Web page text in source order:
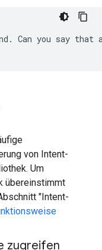
Can you say that
von Intent-
Um
übereinstimmt
"Intent-
zugreifen